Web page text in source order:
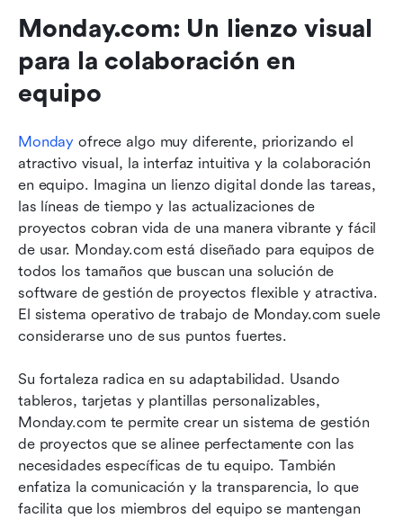
Monday.com: Un lienzo visual
para la colaboración en
equipo
Monday ofrece algo muy diferente, priorizando el
atractivo visual, la interfaz intuitiva y la colaboración
en equipo. Imagina un lienzo digital donde las tareas,
las líneas de tiempo y las actualizaciones de
proyectos cobran vida de una manera vibrante y fácil
de usar. Monday.com está diseñado para equipos de
todos los tamaños que buscan una solución de
software de gestión de proyectos flexible y atractiva.
El sistema operativo de trabajo de Monday.com suele
considerarse uno de sus puntos fuertes.
Su fortaleza radica en su adaptabilidad. Usando
tableros, tarjetas y plantillas personalizables,
Monday.com te permite crear un sistema de gestión
de proyectos que se alinee perfectamente con las
necesidades específicas de tu equipo. También
enfatiza la comunicación y la transparencia, lo que
facilita que los miembros del equipo se mantengan